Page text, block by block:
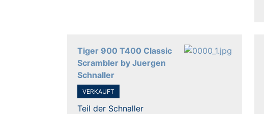
Tiger 900 T400 Classic
Scrambler by Juergen
Schnaller
VERKAUFT
Teil der Schnaller